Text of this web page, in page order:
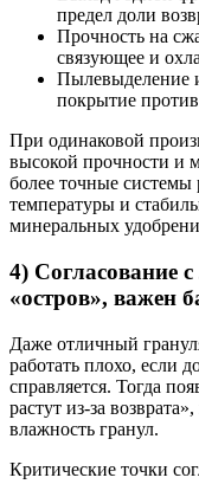
предел доли
Прочность на
связующее и
Пылевыделение
покрытие
При одинаковой
высокой прочности и
более точные системы
температуры и
минеральных
4) Согласование
«остров», важен
Даже отличный
работать плохо, если
справляется. Тогда
растут из‑за
влажность гранул.
Критические точки